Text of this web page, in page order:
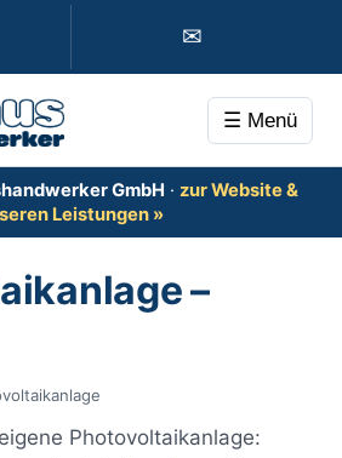
✉
☰ Menü
GmbH · zur Website &
Leistungen »
–
Photovoltaikanlage: